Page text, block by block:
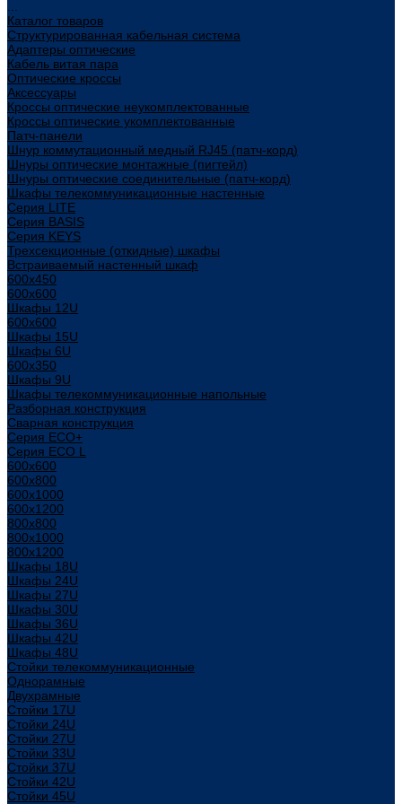
Каталог товаров
Структурированная кабельная система
Адаптеры оптические
Кабель витая пара
Оптические кроссы
Аксессуары
Кроссы оптические неукомплектованные
Кроссы оптические укомплектованные
Патч-панели
Шнур коммутационный медный RJ45 (патч-корд)
Шнуры оптические монтажные (пигтейл)
Шнуры оптические соединительные (патч-корд)
Шкафы телекоммуникационные настенные
Cерия LITE
Cерия BASIS
Cерия KEYS
Трехсекционные (откидные) шкафы
Встраиваемый настенный шкаф
600x450
600x600
Шкафы 12U
600x600
Шкафы 15U
Шкафы 6U
600x350
Шкафы 9U
Шкафы телекоммуникационные напольные
Разборная конструкция
Сварная конструкция
Серия ECO+
Серия ECO L
600x600
600x800
600х1000
600х1200
800x800
800х1000
800х1200
Шкафы 18U
Шкафы 24U
Шкафы 27U
Шкафы 30U
Шкафы 36U
Шкафы 42U
Шкафы 48U
Стойки телекоммуникационные
Однорамные
Двухрамные
Стойки 17U
Стойки 24U
Стойки 27U
Стойки 33U
Стойки 37U
Стойки 42U
Стойки 45U